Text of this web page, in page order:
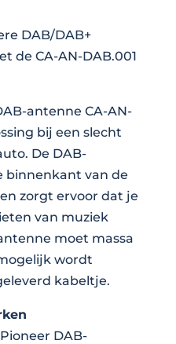
DAB/DAB+
de CA-AN-DAB.001
antenne CA-AN-
bij een slecht
De DAB-
binnenkant van de
zorgt ervoor dat je
van muziek
moet massa
wordt
kabeltje.
DAB-